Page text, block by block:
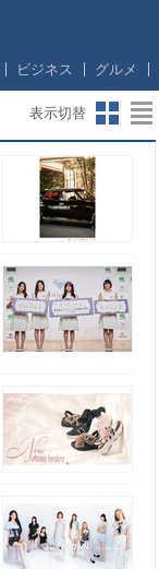
ビジネス グルメ
表示切替